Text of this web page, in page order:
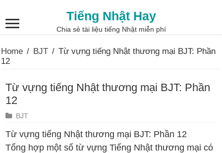
Tiếng Nhật Hay
Chia sẻ tài liệu tiếng Nhật miễn phí
Home / BJT / Từ vựng tiếng Nhật thương mại BJT: Phần
12
Từ vựng tiếng Nhật thương mại BJT: Phần
12
BJT
Từ vựng tiếng Nhật thương mại BJT: Phần 12
Tổng hợp một số từ vựng Tiếng Nhật thương mại có